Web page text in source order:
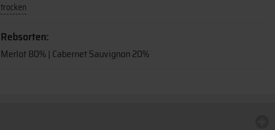
trocken
Rebsorten:
Merlot 80% | Cabernet Sauvignon 20%